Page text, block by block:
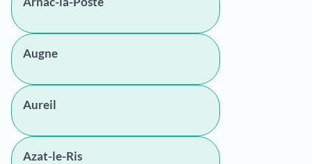
Augne
Aureil
Azat-le-Ris